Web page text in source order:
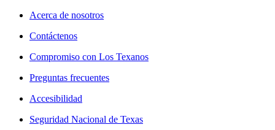
Acerca de nosotros
Contáctenos
Compromiso con Los Texanos
Preguntas frecuentes
Accesibilidad
Seguridad Nacional de Texas